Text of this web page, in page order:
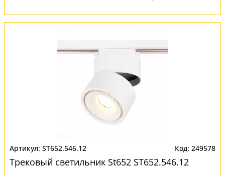
ST652.546.12 249578
Трековый светильник St652 ST652.546.12